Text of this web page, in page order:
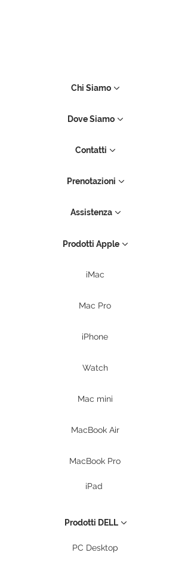
Chi Siamo
Dove Siamo
Contatti
Prenotazioni
Assistenza
Prodotti Apple
iMac
Mac Pro
iPhone
Watch
Mac mini
MacBook Air
MacBook Pro
iPad
Prodotti DELL
PC Desktop